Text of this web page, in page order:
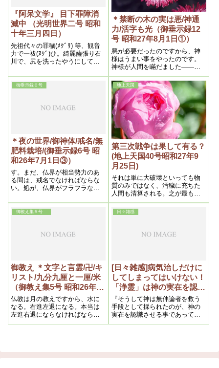
『阿呆文学』 目下罪障消
滅中 （光明世界二号 昭和
十年三月四日）
先祖代々の罪穢(ﾒｸﾞﾘ) 等、観音
力で一祓(ﾇｸﾞ)ひ。綺麗薩張り石
川で、尻を洗ったやうにして、
世の中に、成すって下さる有難
さ
＊禁断の木の実は悪/神通
力/活字も光（御垂示録12
号 昭和27年8月1日①）
悪が必要だったのですから、神
様はうまい事をやったのです。
神様が人間を瞞だました――だ
から、神様が瞞すのだから上手
うまいに違いない。私は、神様
は今まで人間を瞞したのだ、本
当はこうだという事を書くので
す。そういう悪は不必要だ、だ
からして悪を無くさなければ本
当に幸福な世の中は出来ないと
いう事を知らせる。という事
は、そうするとつまり悪という
ものは、神様に瞞されて出来た
ものだという事は、今までは知
らせてはまずいからで、そこで
今度は悪の必要が無くなった、
悪があってはかえっていけない
という時期になって、初めて知
らせるのです。だから今まで、
れは真理だったのです
御垂示録６号
＊夜の世界/御神体/戒名/無
肥料栽培/(御垂示録6号 昭
和26年7月1日③）
す。まだ、仏界が相当勢力のあ
る間は、戒名でなければならな
い。処が、仏界がフラフラなん
地上天国
第三次戦争は果して有る？
(地上天国40号昭和27年9
月25日)
それは単に大破壊といっても物
質のみではなく、汚穢に充ちた
人間も清算される。之が最も恐
ろしいのである。従って神は滅
ぶべき運命にある人々を、一人
でも多く救わんが為の警告が
之こそ二十世紀のバイブルでな
である。以上が信じ得らるると
したら、第三次戦争に対しての
心構えも、自ら見当がつく筈は
ずである。
御教え集５号
御教え ＊文字と言霊/卍/キ
リスト/九分九厘と一厘/米
（御教え集5号 昭和26年12
月25日②)再掲
仏教は月の教えですから、水に
なる。右進左退になる。本当は
左進右退にならなければならな
い。之（卍）じゃいけない。今
と言霊で解釈すると、大抵な事
日々雑感
[日々雑感]病気治しだけに
してしまってはいけない！
「浄霊」は神の実在を認識
させる無神論者を救う手
段！
『そうして神は無伸論者を救う
手段として採られたのが、神の
実在を認識させる事であって、
其の方法こそ本教浄霊であ
というのは神様の実在を知らし